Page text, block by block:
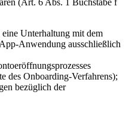
(Art. 6 Abs. 1 Buchstabe f
Unterhaltung mit dem
Anwendung ausschließlich
des Onboarding-Verfahrens);
bezüglich der